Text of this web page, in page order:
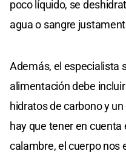
poco líquido, se
agua o sangre
Además, el especialista
alimentación debe
hidratos de carbono y
hay que tener en
calambre, el cuerpo nos